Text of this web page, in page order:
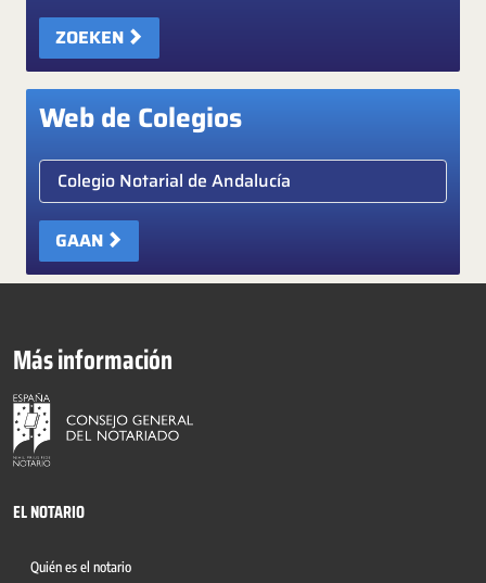
ZOEKEN
Web de Colegios
Elige colegio notarial
GAAN
Más información
EL NOTARIO
Quién es el notario